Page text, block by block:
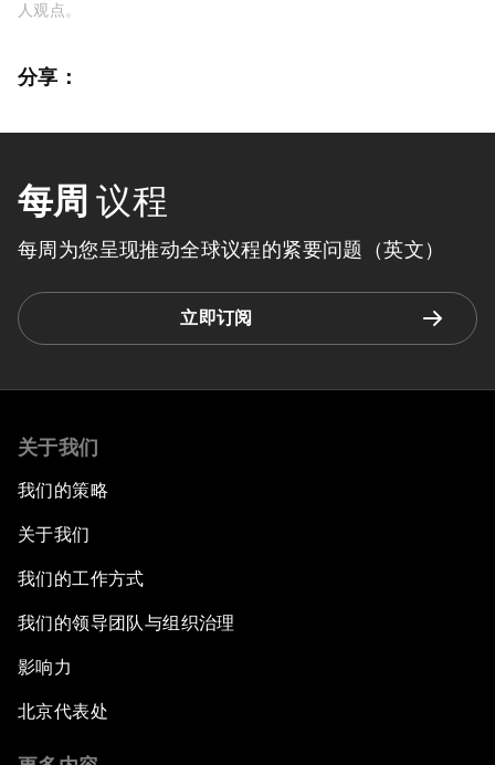
人观点。
分享：
每周 议程
每周为您呈现推动全球议程的紧要问题（英文）
立即订阅
关于我们
我们的策略
关于我们
我们的工作方式
我们的领导团队与组织治理
影响力
北京代表处